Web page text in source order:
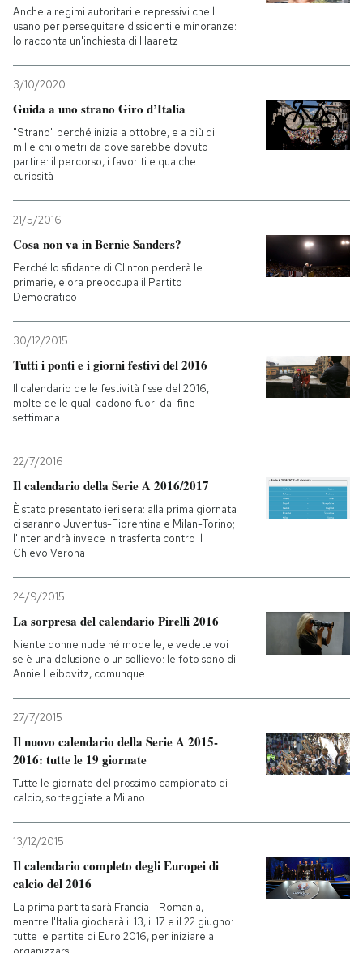
Anche a regimi autoritari e repressivi che li
usano per perseguitare dissidenti e minoranze:
lo racconta un'inchiesta di Haaretz
3/10/2020
Guida a uno strano Giro d’Italia
"Strano" perché inizia a ottobre, e a più di
mille chilometri da dove sarebbe dovuto
partire: il percorso, i favoriti e qualche
curiosità
21/5/2016
Cosa non va in Bernie Sanders?
Perché lo sfidante di Clinton perderà le
primarie, e ora preoccupa il Partito
Democratico
30/12/2015
Tutti i ponti e i giorni festivi del 2016
Il calendario delle festività fisse del 2016,
molte delle quali cadono fuori dai fine
settimana
22/7/2016
Il calendario della Serie A 2016/2017
È stato presentato ieri sera: alla prima giornata
ci saranno Juventus-Fiorentina e Milan-Torino;
l'Inter andrà invece in trasferta contro il
Chievo Verona
24/9/2015
La sorpresa del calendario Pirelli 2016
Niente donne nude né modelle, e vedete voi
se è una delusione o un sollievo: le foto sono di
Annie Leibovitz, comunque
27/7/2015
Il nuovo calendario della Serie A 2015-
2016: tutte le 19 giornate
Tutte le giornate del prossimo campionato di
calcio, sorteggiate a Milano
13/12/2015
Il calendario completo degli Europei di
calcio del 2016
La prima partita sarà Francia - Romania,
mentre l'Italia giocherà il 13, il 17 e il 22 giugno:
tutte le partite di Euro 2016, per iniziare a